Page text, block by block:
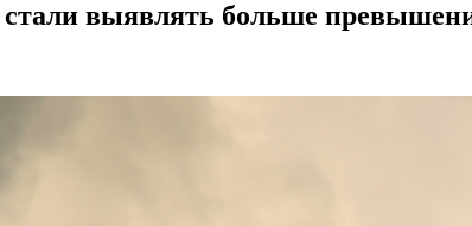
стали выявлять больше